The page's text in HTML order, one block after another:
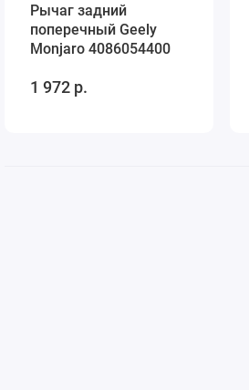
Рычаг задний
поперечный Geely
Monjaro 4086054400
1 972 р.